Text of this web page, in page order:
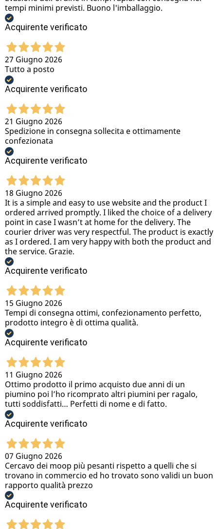
tempi minimi previsti. Buono l'imballaggio.
Acquirente verificato
27 Giugno 2026
Tutto a posto
Acquirente verificato
21 Giugno 2026
Spedizione in consegna sollecita e ottimamente
confezionata
Acquirente verificato
18 Giugno 2026
It is a simple and easy to use website and the product I
ordered arrived promptly. I liked the choice of a delivery
point in case I wasn’t at home for the delivery. The
courier driver was very respectful. The product is exactly
as I ordered. I am very happy with both the product and
the service. Grazie.
Acquirente verificato
15 Giugno 2026
Tempi di consegna ottimi, confezionamento perfetto,
prodotto integro è di ottima qualità.
Acquirente verificato
11 Giugno 2026
Ottimo prodotto il primo acquisto due anni di un
piumino poi l’ho ricomprato altri piumini per ragalo,
tutti soddisfatti… Perfetti di nome e di fatto.
Acquirente verificato
07 Giugno 2026
Cercavo dei moop più pesanti rispetto a quelli che si
trovano in commercio ed ho trovato sono validi un buon
rapporto qualità prezzo
Acquirente verificato